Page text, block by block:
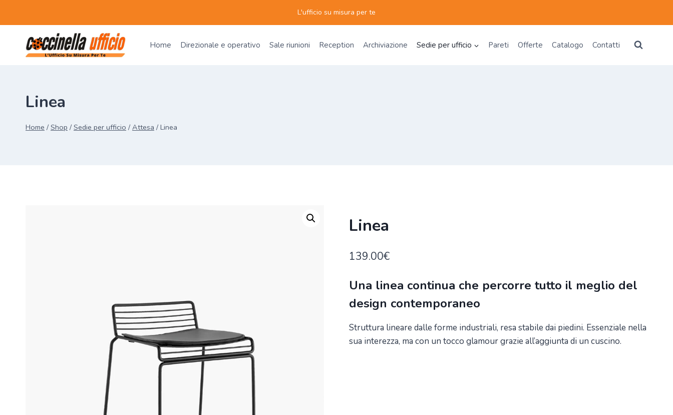
L'ufficio su misura per te
Home Direzionale e operativo Sale riunioni Reception Archiviazione Sedie per ufficio Pareti Offerte Catalogo Contatti
Linea
Home / Shop / Sedie per ufficio / Attesa / Linea
Linea
139.00€
Una linea continua che percorre tutto il meglio del
design contemporaneo
Struttura lineare dalle forme industriali, resa stabile dai piedini. Essenziale nella
sua interezza, ma con un tocco glamour grazie all’aggiunta di un cuscino.